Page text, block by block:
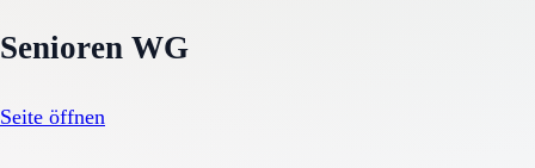
Senioren WG
Seite öffnen